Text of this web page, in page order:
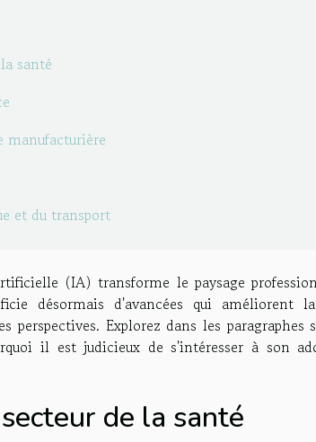
santé
et du transport
(IA) transforme le paysage
désormais d'avancées qui améliorent
perspectives. Explorez dans les
il est judicieux de s'intéresser à son
de la santé